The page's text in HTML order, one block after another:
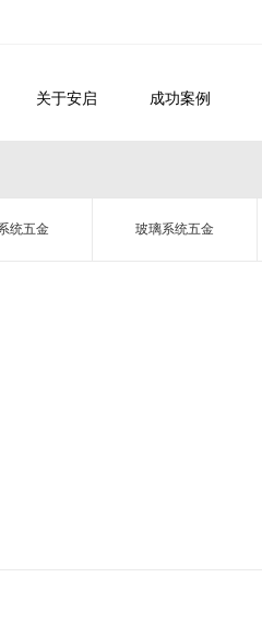
关于安启 成功案例
统五金 玻璃系统五金